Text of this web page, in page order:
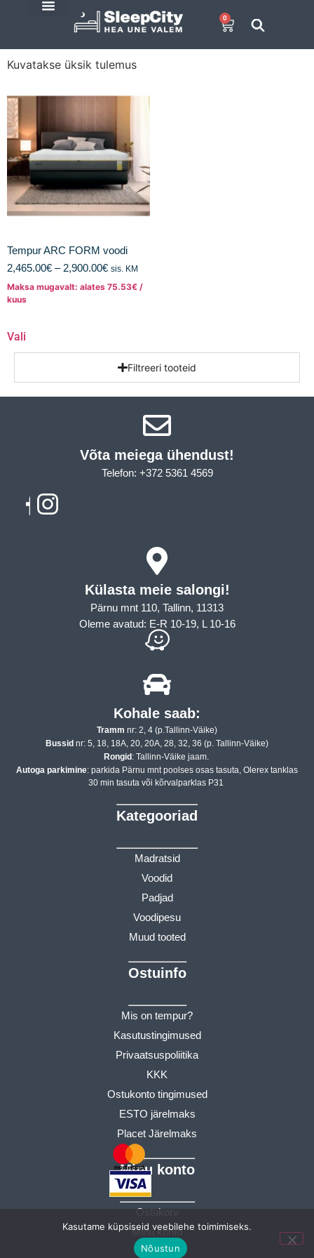
0
Kuvatakse üksik tulemus
Tempur ARC FORM voodi
2,465.00€ – 2,900.00€ sis. KM
Maksa mugavalt: alates 75.53€ /
kuus
Vali
Filtreeri tooteid
Võta meiega ühendust!​
Telefon: +372 5361 4569
Külasta meie salongi!
Pärnu mnt 110, Tallinn, 11313
Oleme avatud: E-R 10-19, L 10-16
Kohale saab:
Tramm nr: 2, 4 (p.Tallinn-Väike)
Bussid nr: 5, 18, 18A, 20, 20A, 28, 32, 36 (p. Tallinn-Väike)
Rongid: Tallinn-Väike jaam.
Autoga parkimine: parkida Pärnu mnt poolses osas tasuta, Olerex tanklas
30 min tasuta või kõrvalparklas P31
Kategooriad
Madratsid
Voodid
Padjad
Voodipesu
Muud tooted
Ostuinfo
Mis on tempur?
Kasutustingimused
Privaatsuspoliitika
KKK
Ostukonto tingimused
ESTO järelmaks
Placet Järelmaks
Minu konto
Ostukorv
Minu konto
Tellimused
Kasutame küpsiseid veebilehe toimimiseks.
Nõustun